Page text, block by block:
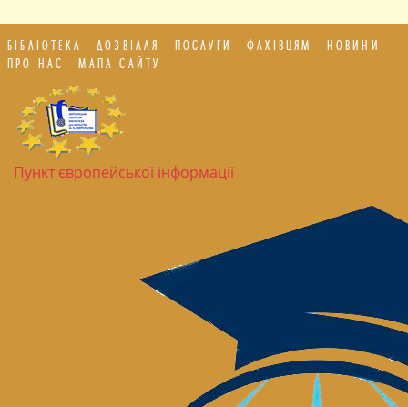
БІБЛІОТЕКА ДОЗВІЛЛЯ ПОСЛУГИ ФАХІВЦЯМ
НОВИНИ
ПРО НАС
МАПА САЙТУ
Пункт європейської інформації